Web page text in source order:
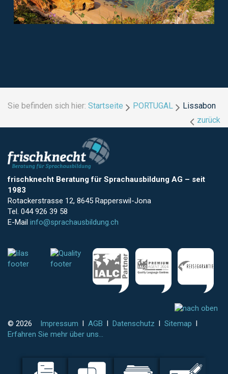
Sie befinden sich hier: Startseite PORTUGAL
Lissabon
zurück
frischknecht Beratung für Sprachausbildung AG – seit
1983
Rotackerstrasse 12, 8645 Rapperswil-Jona
Tel. 044 926 39 58
E-Mail info@sprachausbildung.ch
© 2026 Impressum l AGB l Datenschutz l Sitemap l
Erfahren Sie mehr über uns...